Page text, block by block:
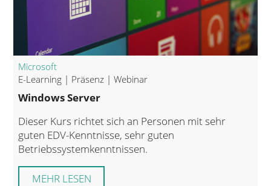
Microsoft
E-Learning | Präsenz | Webinar
Windows Server
Dieser Kurs richtet sich an Personen mit sehr
guten EDV-Kenntnisse, sehr guten
Betriebssystemkenntnissen.
MEHR LESEN